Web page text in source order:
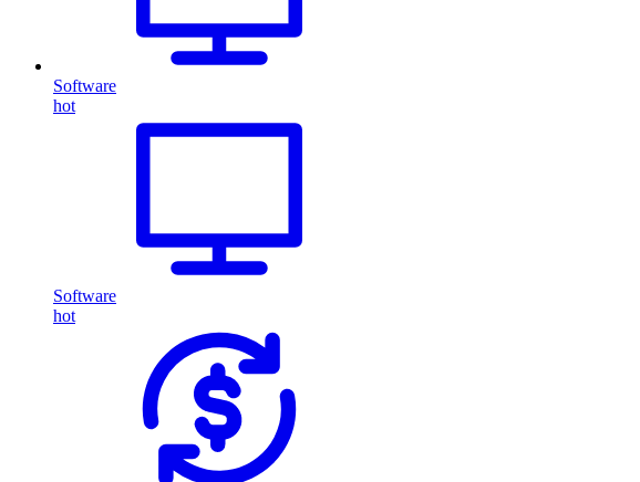
Software
hot
Software
hot